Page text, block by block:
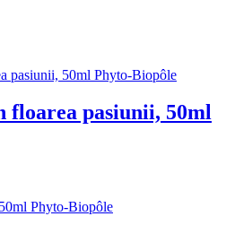
floarea pasiunii, 50ml